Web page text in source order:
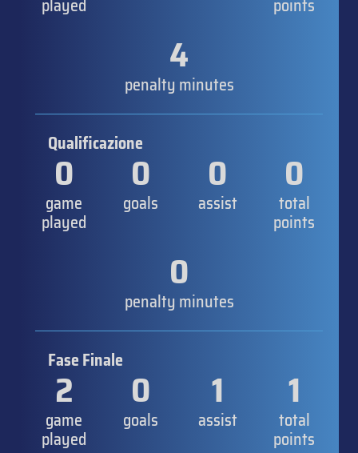
played points
4
penalty minutes
Qualificazione
0
game
played
0
goals
0
assist
0
total
points
0
penalty minutes
Fase Finale
2
game
played
0
goals
1
assist
1
total
points